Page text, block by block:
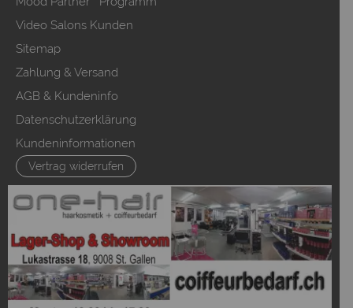
Video Salons Kunden
Sitemap
Zahlung & Versand
AGB & Kundeninfo
Datenschutzerklärung
Kundeninformationen
Vertrag widerrufen